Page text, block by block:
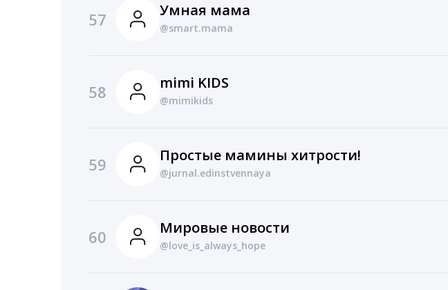
57 Умная мама
@smart.mama
58 mimi KIDS
@mimikids
59 Простые мамины хитрости!
@jurnal.edinstvennaya
60 Мировые новости
@love_is_always_hope